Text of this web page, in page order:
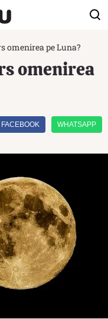
omenirea pe Luna?
omenirea
FACEBOOK WHATSAPP